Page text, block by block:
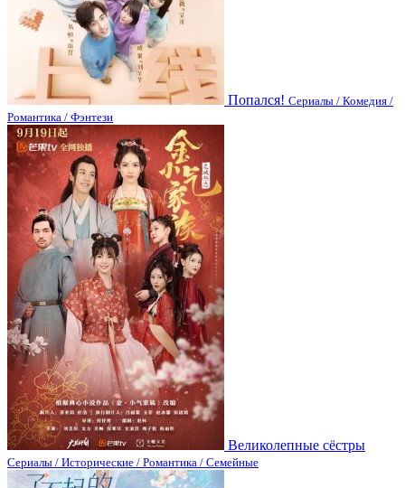
Попался! Сериалы / Комедия /
Романтика / Фэнтези
Великолепные сёстры
Сериалы / Исторические / Романтика / Семейные